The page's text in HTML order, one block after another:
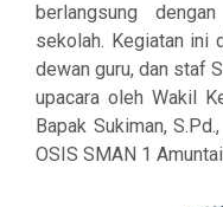
berlangsung
sekolah. Kegiatan ini
dewan guru, dan staf
upacara oleh Wakil
Bapak Sukiman,
OSIS SMAN 1 Amuntai